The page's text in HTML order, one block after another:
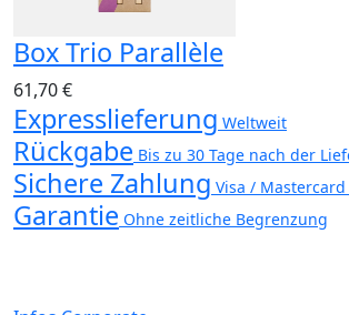
Box Trio Parallèle
61,70 €
Expresslieferung Weltweit
Rückgabe Bis zu 30 Tage nach der
Sichere Zahlung Visa /
Garantie Ohne zeitliche Begrenzung